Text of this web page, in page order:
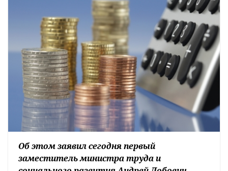
Об этом заявил сегодня первый
заместитель министра труда и